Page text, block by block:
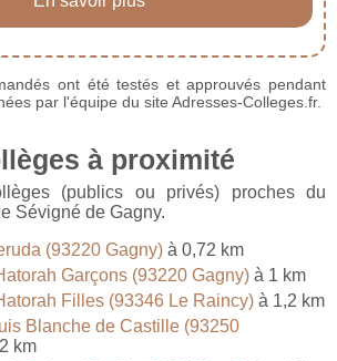
ont été testés et approuvés pendant
par l'équipe du site Adresses-Colleges.fr.
à proximité
(publics ou privés) proches du
Sévigné de Gagny.
(93220 Gagny) à 0,72 km
Garçons (93220 Gagny) à 1 km
Filles (93346 Le Raincy) à 1,2 km
Blanche de Castille (93250
km